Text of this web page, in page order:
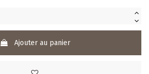
Ajouter au panier